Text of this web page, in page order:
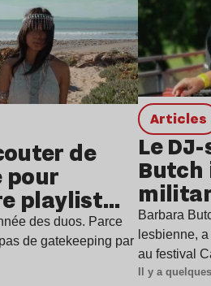
de
pour
playlist
des duos. Parce
de gatekeeping par
Articles
Le
Butch
à
Barbara
lesbienne,
au festival
Il y a